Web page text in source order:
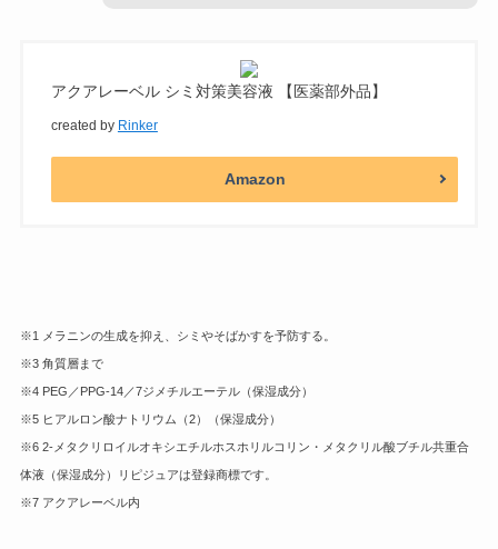
アクアレーベル シミ対策美容液 【医薬部外品】
created by Rinker
Amazon
※1 メラニンの生成を抑え、シミやそばかすを予防する。
※3 角質層まで
※4 PEG／PPG-14／7ジメチルエーテル（保湿成分）
※5 ヒアルロン酸ナトリウム（2）（保湿成分）
※6 2-メタクリロイルオキシエチルホスホリルコリン・メタクリル酸ブチル共重合
体液（保湿成分）リピジュアは登録商標です。
※7 アクアレーベル内